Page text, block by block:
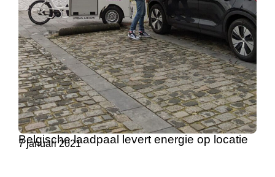
Belgische laadpaal levert energie op locatie
7 januari 2021